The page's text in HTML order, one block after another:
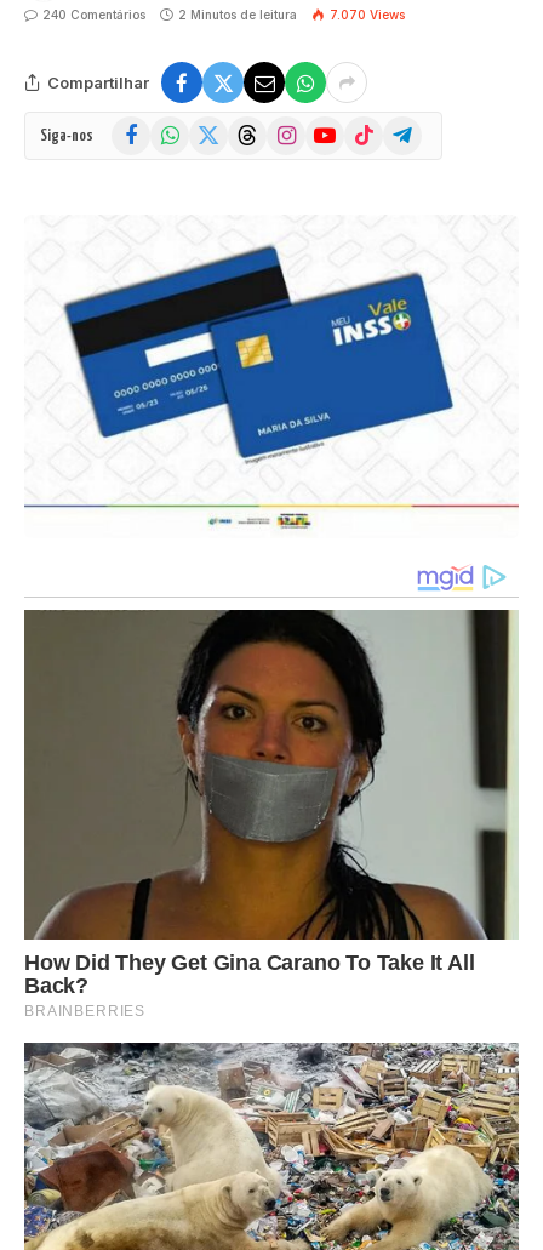
240 Comentários 2 Minutos de leitura 7.070 Views
Compartilhar
Siga-nos FacebookWhatsApp
(Twitter)
ThreadsInstagramYouTubeTikTok Telegram